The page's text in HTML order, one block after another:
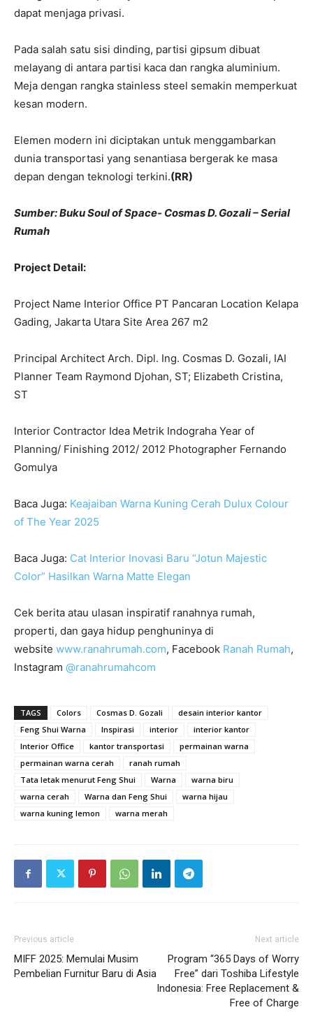
dapat menjaga privasi.
Pada salah satu sisi dinding, partisi gipsum dibuat
melayang di antara partisi kaca dan rangka aluminium.
Meja dengan rangka stainless steel semakin memperkuat
kesan modern.
Elemen modern ini diciptakan untuk menggambarkan
dunia transportasi yang senantiasa bergerak ke masa
depan dengan teknologi terkini.(RR)
Sumber: Buku Soul of Space- Cosmas D. Gozali – Serial
Rumah
Project Detail:
Project Name Interior Office PT Pancaran Location Kelapa
Gading, Jakarta Utara Site Area 267 m2
Principal Architect Arch. Dipl. Ing. Cosmas D. Gozali, IAI
Planner Team Raymond Djohan, ST; Elizabeth Cristina,
ST
Interior Contractor Idea Metrik Indograha Year of
Planning/ Finishing 2012/ 2012 Photographer Fernando
Gomulya
Baca Juga: Keajaiban Warna Kuning Cerah Dulux Colour
of The Year 2025
Baca Juga: Cat Interior Inovasi Baru “Jotun Majestic
Color” Hasilkan Warna Matte Elegan
Cek berita atau ulasan inspiratif ranahnya rumah,
properti, dan gaya hidup penghuninya di
website www.ranahrumah.com, Facebook Ranah Rumah,
Instagram @ranahrumahcom
TAGS Colors Cosmas D. Gozali
desain interior kantor
Feng Shui Warna
Inspirasi interior
interior kantor
Interior Office
kantor transportasi
permainan warna
permainan warna cerah
ranah rumah
Tata letak menurut Feng Shui
Warna
warna biru
warna cerah
Warna dan Feng Shui
warna hijau
warna kuning lemon
warna merah
Previous article
MIFF 2025: Memulai Musim
Pembelian Furnitur Baru di Asia
Next article
Program “365 Days of Worry
Free” dari Toshiba Lifestyle
Indonesia: Free Replacement &
Free of Charge